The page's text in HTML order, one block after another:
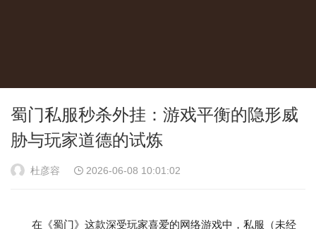
蜀门私服秒杀外挂：游戏平衡的隐形威
胁与玩家道德的试炼
杜彦容 2026-06-08 10:01:02
在《蜀门》这款深受玩家喜爱的网络游戏中，私服（未经